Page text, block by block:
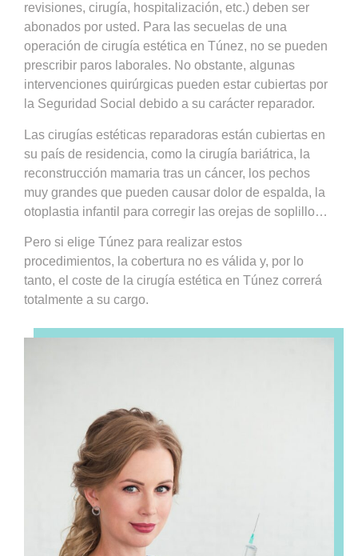
revisiones, cirugía, hospitalización, etc.) deben ser
abonados por usted. Para las secuelas de una
operación de cirugía estética en Túnez, no se pueden
prescribir paros laborales. No obstante, algunas
intervenciones quirúrgicas pueden estar cubiertas por
la Seguridad Social debido a su carácter reparador.
Las cirugías estéticas reparadoras están cubiertas en
su país de residencia, como la cirugía bariátrica, la
reconstrucción mamaria tras un cáncer, los pechos
muy grandes que pueden causar dolor de espalda, la
otoplastia infantil para corregir las orejas de soplillo…
Pero si elige Túnez para realizar estos
procedimientos, la cobertura no es válida y, por lo
tanto, el coste de la cirugía estética en Túnez correrá
totalmente a su cargo.